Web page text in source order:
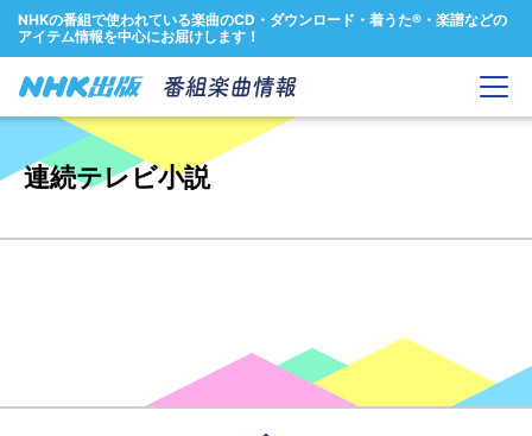
NHKの番組で使われている楽曲のCD・ダウンロード・着うた®・楽譜などの
アイテム情報を中心にお届けします！
連続テレビ小説